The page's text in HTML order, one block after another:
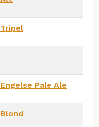
Tripel
Engelse Pale Ale
Blond